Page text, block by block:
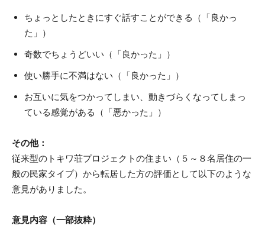
ちょっとしたときにすぐ話すことができる（「良かっ
た」）
奇数でちょうどいい（「良かった」）
使い勝手に不満はない（「良かった」）
お互いに気をつかってしまい、動きづらくなってしまっ
ている感覚がある（「悪かった」）
その他：
従来型のトキワ荘プロジェクトの住まい（５～８名居住の一
般の民家タイプ）から転居した方の評価として以下のような
意見がありました。
意見内容（一部抜粋）